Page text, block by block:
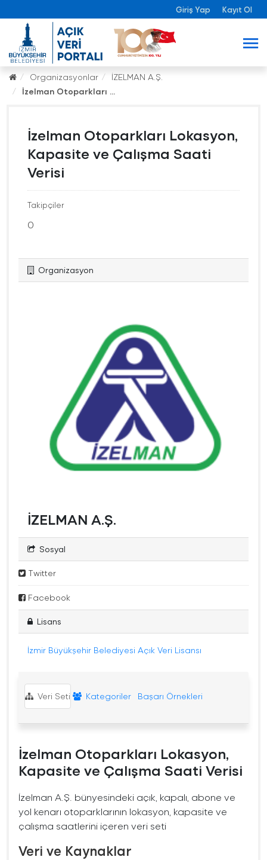
Giriş Yap Kayıt Ol
Organizasyonlar
İZELMAN A.Ş.
İzelman Otoparkları ...
İzelman Otoparkları Lokasyon,
Kapasite ve Çalışma Saati
Verisi
Takipçiler
0
Organizasyon
İZELMAN A.Ş.
Sosyal
Twitter
Facebook
Lisans
İzmir Büyükşehir Belediyesi Açık Veri Lisansı
Veri Seti Kategoriler Başarı Örnekleri
İzelman Otoparkları Lokasyon,
Kapasite ve Çalışma Saati Verisi
İzelman A.Ş. bünyesindeki açık, kapalı, abone ve
yol kenarı otoparklarının lokasyon, kapasite ve
çalışma saatlerini içeren veri seti
Veri ve Kaynaklar